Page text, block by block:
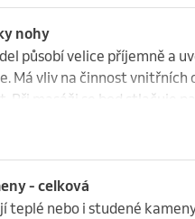
krve.
nohy
působí velice příjemně a
Má vliv na činnost
Při masáži se bod stlačuje
Jestliže při
a použijí se jemnější
Jako uvolňující
chodidlech.
- celková
teplé nebo i studené